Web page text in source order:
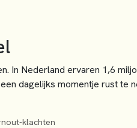
In Nederland ervaren 1,6
dagelijks momentje rust te
klachten